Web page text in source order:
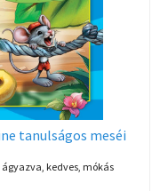
tanulságos meséi
kedves, mókás